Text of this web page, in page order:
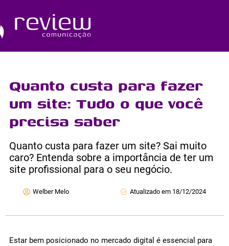
o
conteúdo
Quanto custa para fazer
um site: Tudo o que você
precisa saber
Quanto custa para fazer um site? Sai muito
caro? Entenda sobre a importância de ter um
site profissional para o seu negócio.
Welber Melo Atualizado em 18/12/2024
Estar bem posicionado no mercado digital é essencial para